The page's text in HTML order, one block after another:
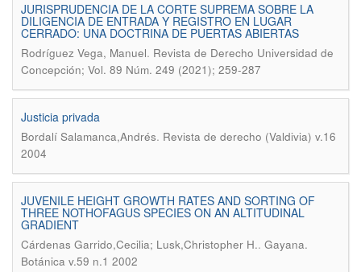
JURISPRUDENCIA DE LA CORTE SUPREMA SOBRE LA
DILIGENCIA DE ENTRADA Y REGISTRO EN LUGAR
CERRADO: UNA DOCTRINA DE PUERTAS ABIERTAS
Rodríguez Vega, Manuel. Revista de Derecho Universidad de
Concepción; Vol. 89 Núm. 249 (2021); 259-287
Justicia privada
Bordalí Salamanca,Andrés. Revista de derecho (Valdivia) v.16
2004
JUVENILE HEIGHT GROWTH RATES AND SORTING OF
THREE NOTHOFAGUS SPECIES ON AN ALTITUDINAL
GRADIENT
Cárdenas Garrido,Cecilia; Lusk,Christopher H.. Gayana.
Botánica v.59 n.1 2002